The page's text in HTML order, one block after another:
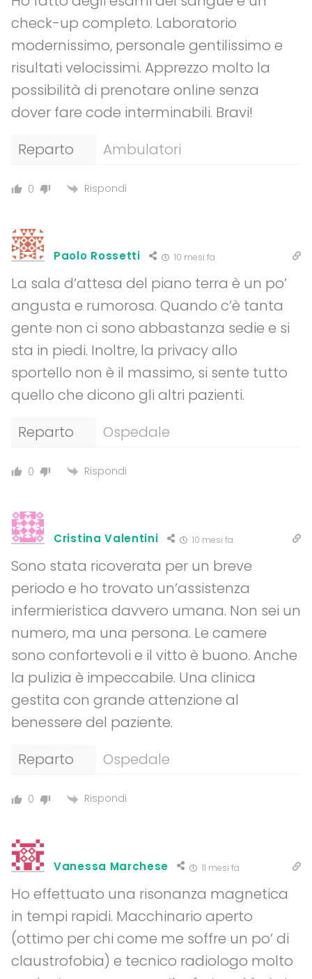
check-up completo. Laboratorio
modernissimo, personale gentilissimo e
risultati velocissimi. Apprezzo molto la
possibilità di prenotare online senza
dover fare code interminabili. Bravi!
Reparto
Ambulatori
0 Rispondi
Paolo Rossetti 10 mesi fa
La sala d’attesa del piano terra è un po’
angusta e rumorosa. Quando c’è tanta
gente non ci sono abbastanza sedie e si
sta in piedi. Inoltre, la privacy allo
sportello non è il massimo, si sente tutto
quello che dicono gli altri pazienti.
Reparto
Ospedale
0 Rispondi
Cristina Valentini 10 mesi fa
Sono stata ricoverata per un breve
periodo e ho trovato un’assistenza
infermieristica davvero umana. Non sei un
numero, ma una persona. Le camere
sono confortevoli e il vitto è buono. Anche
la pulizia è impeccabile. Una clinica
gestita con grande attenzione al
benessere del paziente.
Reparto
Ospedale
0 Rispondi
Vanessa Marchese 11 mesi fa
Ho effettuato una risonanza magnetica
in tempi rapidi. Macchinario aperto
(ottimo per chi come me soffre un po’ di
claustrofobia) e tecnico radiologo molto